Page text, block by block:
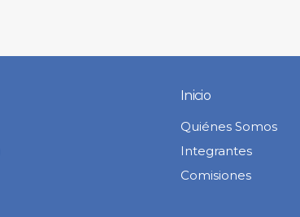
Inicio
Quiénes Somos
Integrantes
Comisiones